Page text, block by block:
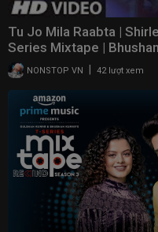
Tu Jo Mila Raabta |
Series Mixtape |
NONSTOP VN | 42 lượt xem